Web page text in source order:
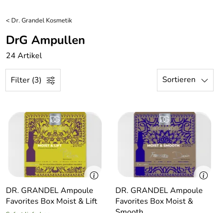
< Dr. Grandel Kosmetik
DrG Ampullen
24 Artikel
Filter (3) Sortieren
DR. GRANDEL Ampoule
Favorites Box Moist & Lift
DR. GRANDEL Ampoule
Favorites Box Moist &